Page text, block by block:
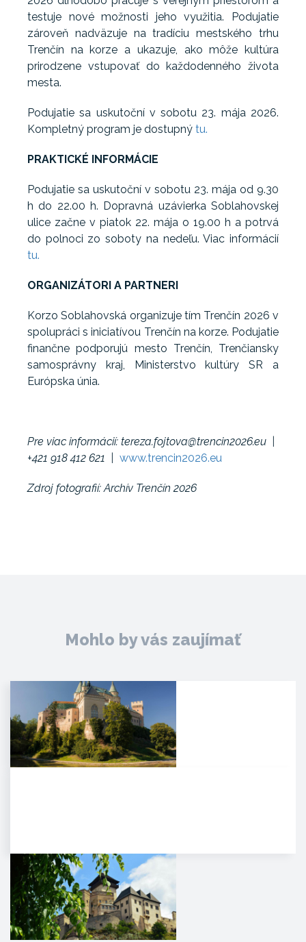
testuje nové možnosti jeho využitia. Podujatie
zároveň nadväzuje na tradíciu mestského trhu
Trenčín na korze a ukazuje, ako môže kultúra
prirodzene vstupovať do každodenného života
mesta.
Podujatie sa uskutoční v sobotu 23. mája 2026.
Kompletný program je dostupný tu.
PRAKTICKÉ INFORMÁCIE
Podujatie sa uskutoční v sobotu 23. mája od 9.30
h do 22.00 h. Dopravná uzávierka Soblahovskej
ulice začne v piatok 22. mája o 19.00 h a potrvá
do polnoci zo soboty na nedeľu. Viac informácií
tu.
ORGANIZÁTORI A PARTNERI
Korzo Soblahovská organizuje tím Trenčín 2026 v
spolupráci s iniciatívou Trenčín na korze. Podujatie
finančne podporujú mesto Trenčín, Trenčiansky
samosprávny kraj, Ministerstvo kultúry SR a
Európska únia.
Pre viac informácií: tereza.fojtova@trencin2026.eu |
+421 918 412 621 | www.trencin2026.eu
Zdroj fotografií: Archív Trenčín 2026
Mohlo by vás zaujímať